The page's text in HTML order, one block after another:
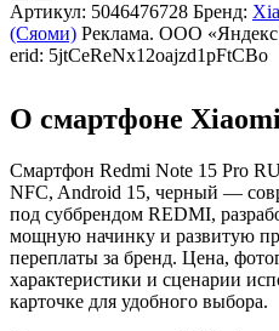
Артикул: 5046476728 Бренд:
(Сяоми) Реклама. ООО
erid: 5jtCeReNx12oajzd1pFtCBo
О смартфоне
Смартфон Redmi Note 15 Pro
NFC, Android 15, черный —
под суббрендом REDMI,
мощную начинку и развитую
переплаты за бренд. Цена,
характеристики и сценарии
карточке для удобного выбора.